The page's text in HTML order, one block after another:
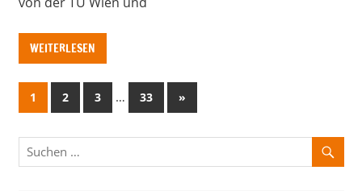
WEITERLESEN
Seitennummerierung
Beiträge
1 2 3 … 33
Nächste
Beiträge
»